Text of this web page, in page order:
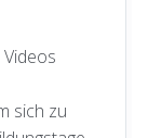
sich zu